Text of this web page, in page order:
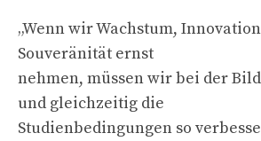
„Wenn wir Wachstum,
Souveränität ernst
nehmen, müssen wir bei der
und gleichzeitig die
Studienbedingungen so